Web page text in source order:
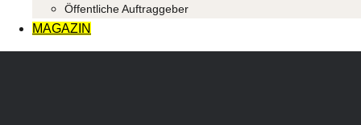
Öffentliche Auftraggeber
MAGAZIN